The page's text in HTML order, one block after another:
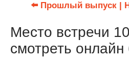
⬅️ Прошлый выпуск |
Место встречи
смотреть онлайн